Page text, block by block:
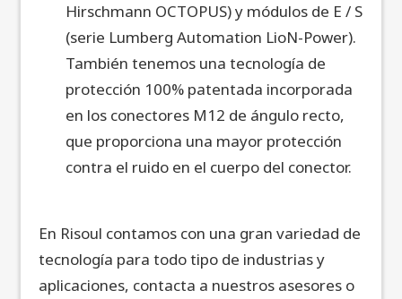
Hirschmann OCTOPUS) y módulos de E / S
(serie Lumberg Automation LioN-Power).
También tenemos una tecnología de
protección 100% patentada incorporada
en los conectores M12 de ángulo recto,
que proporciona una mayor protección
contra el ruido en el cuerpo del conector.
En Risoul contamos con una gran variedad de
tecnología para todo tipo de industrias y
aplicaciones, contacta a nuestros asesores o